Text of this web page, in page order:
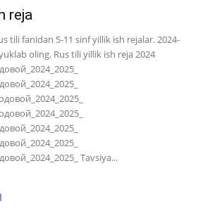
reja
tili fanidan 5-11 sinf yillik ish rejalar. 2024-
oling. Rus tili yillik ish reja 2024
Tavsiya...